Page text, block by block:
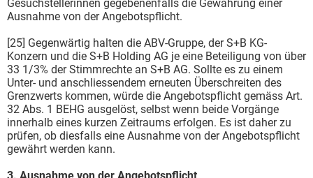
Gesuchstellerinnen gegebenenfalls die Gewährung einer
Ausnahme von der Angebotspflicht.
[25] Gegenwärtig halten die ABV-Gruppe, der S+B KG-
Konzern und die S+B Holding AG je eine Beteiligung von über
33 1/3% der Stimmrechte an S+B AG. Sollte es zu einem
Unter- und anschliessendem erneuten Überschreiten des
Grenzwerts kommen, würde die Angebotspflicht gemäss Art.
32 Abs. 1 BEHG ausgelöst, selbst wenn beide Vorgänge
innerhalb eines kurzen Zeitraums erfolgen. Es ist daher zu
prüfen, ob diesfalls eine Ausnahme von der Angebotspflicht
gewährt werden kann.
3. Ausnahme von der Angebotspflicht